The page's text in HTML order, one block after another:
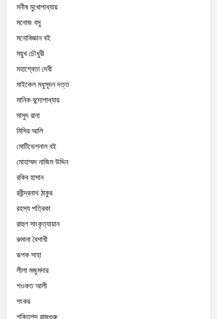
মনীষ মুখোপাধ্যায়
মনোজ বসু
মনোবিজ্ঞান বই
ময়ুখ চৌধুরী
মহাশ্বেতা দেবী
মাইকেল মধুসূদন দত্ত
মানিক বন্দোপাধ্যায়
মাসুদ রানা
মিসির আলি
মোটিভেশনাল বই
মোহাম্মদ নাজিম উদ্দিন
রকিব হাসান
রবীন্দ্রনাথ ঠাকুর
রহস্য পত্রিকা
রাহুল সাংকৃত্যায়ান
রুমানা বৈশাখী
রূপক সাহা
লীলা মজুমদার
শওকত আলী
শংকর
শক্তিপদ রাজগুরু